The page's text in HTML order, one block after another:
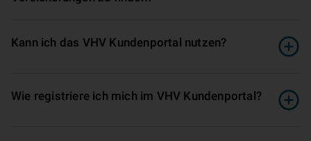
Kann ich das VHV Kundenportal nutzen?
Wie registriere ich mich im VHV Kundenportal?